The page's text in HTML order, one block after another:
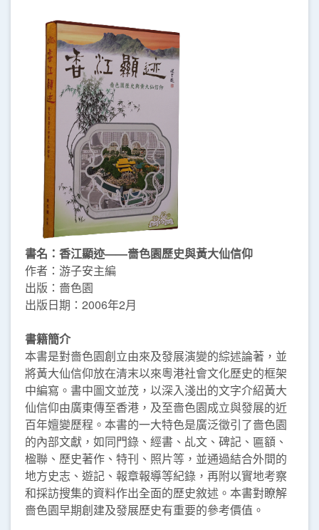
書名：香江顯迹——嗇色園歷史與黃大仙信仰
作者：游子安主編
出版：嗇色園
出版日期：2006年2月
書籍簡介
本書是對嗇色園創立由來及發展演變的綜述論著，並
將黃大仙信仰放在清末以來粵港社會文化歷史的框架
中編寫。書中圖文並茂，以深入淺出的文字介紹黃大
仙信仰由廣東傳至香港，及至嗇色園成立與發展的近
百年嬗變歷程。本書的一大特色是廣泛徵引了嗇色園
的內部文獻，如同門錄、經書、乩文、碑記、匾額、
楹聯、歷史著作、特刊、照片等，並通過結合外間的
地方史志、遊記、報章報導等紀錄，再附以實地考察
和採訪搜集的資料作出全面的歷史敘述。本書對瞭解
嗇色園早期創建及發展歷史有重要的參考價值。